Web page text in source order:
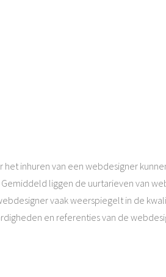
inhuren van een webdesigner
liggen de uurtarieven van
vaak weerspiegelt in de
en referenties van de